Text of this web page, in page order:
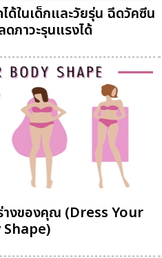
ด้ในเด็กและวัยรุ่น ฉีดวัคซีน
ภาวะรุนแรงได้
างของคุณ (Dress Your